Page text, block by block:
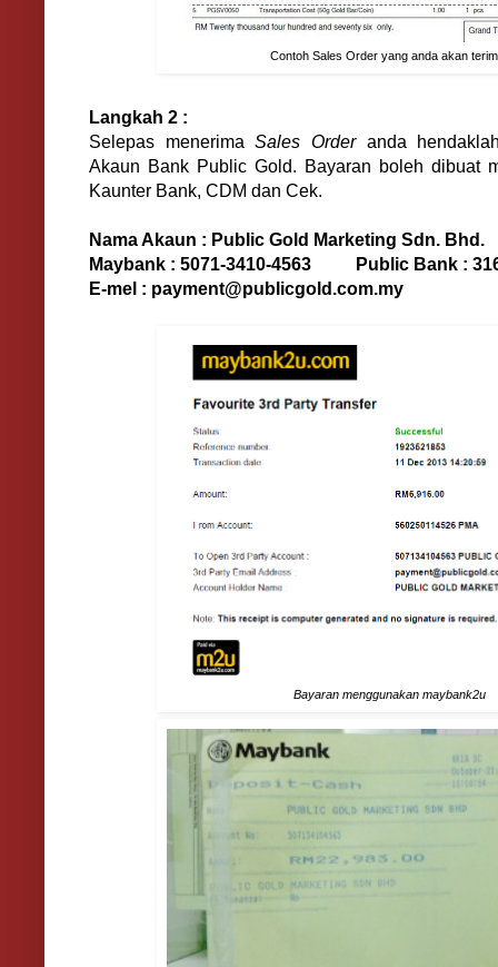
Contoh Sales Order yang anda akan
Langkah 2 :
Selepas menerimaSales Orderanda
Akaun Bank Public Gold. Bayaran boleh dibuat
Kaunter Bank, CDM dan Cek.
Nama Akaun : Public Gold Marketing Sdn. Bhd.
Maybank : 5071-3410-4563 Public Bank :
E-mel : payment@publicgold.com.my
Bayaran menggunakan maybank2u